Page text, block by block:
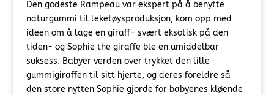
Den godeste Rampeau var ekspert på å benytte
naturgummi til leketøysproduksjon, kom opp med
ideen om å lage en giraff- svært eksotisk på den
tiden- og Sophie the giraffe ble en umiddelbar
suksess. Babyer verden over trykket den lille
gummigiraffen til sitt hjerte, og deres foreldre så
den store nytten Sophie gjorde for babyenes kløende